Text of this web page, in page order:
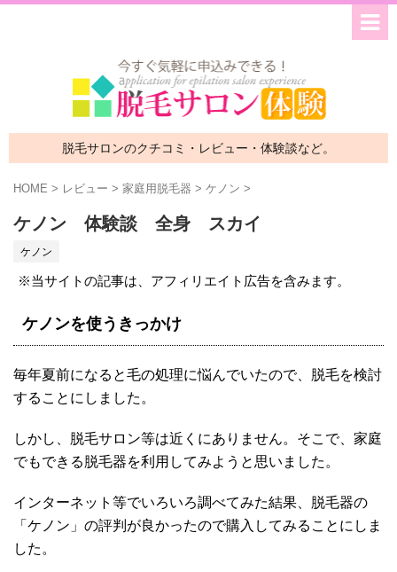
脱毛サロンのクチコミ・レビュー・体験談など。
HOME > レビュー > 家庭用脱毛器 > ケノン >
ケノン 体験談 全身 スカイ
ケノン
※当サイトの記事は、アフィリエイト広告を含みます。
ケノンを使うきっかけ
毎年夏前になると毛の処理に悩んでいたので、脱毛を検討
することにしました。
しかし、脱毛サロン等は近くにありません。そこで、家庭
でもできる脱毛器を利用してみようと思いました。
インターネット等でいろいろ調べてみた結果、脱毛器の
「ケノン」の評判が良かったので購入してみることにしま
した。